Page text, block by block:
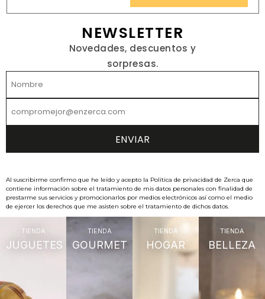
NEWSLETTER
Novedades, descuentos y
sorpresas.
Al suscribirme confirmo que he leído y acepto la Política de privacidad de Zerca que
contiene información sobre el tratamiento de mis datos personales con finalidad de
prestarme sus servicios y promocionarlos por medios electrónicos así como el medio
de ejercer los derechos que me asisten sobre el tratamiento de dichos datos.
TIENDA
JUGUETES
TIENDA
GOURMET
TIENDA
HOGAR
TIENDA
BELLEZA